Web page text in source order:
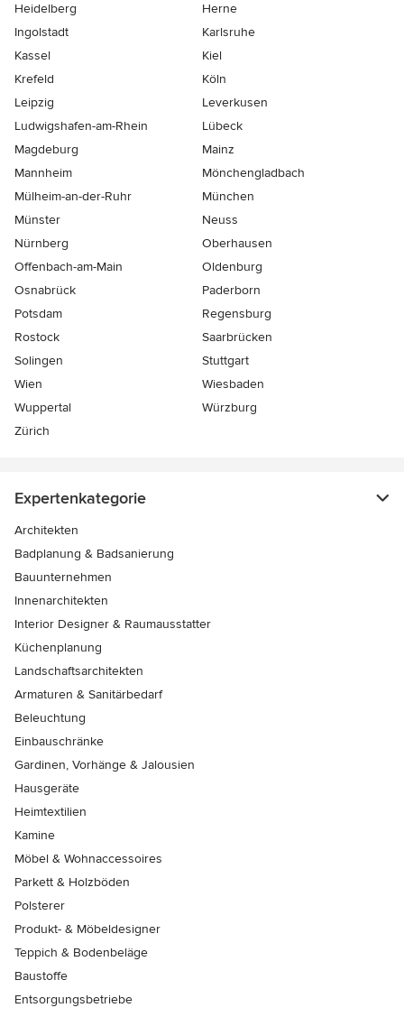
Heidelberg
Herne
Ingolstadt
Karlsruhe
Kassel
Kiel
Krefeld
Köln
Leipzig
Leverkusen
Ludwigshafen-am-Rhein
Lübeck
Magdeburg
Mainz
Mannheim
Mönchen­gladbach
Mülheim-an-der-Ruhr
München
Münster
Neuss
Nürnberg
Oberhausen
Offenbach-am-Main
Oldenburg
Osnabrück
Paderborn
Potsdam
Regensburg
Rostock
Saarbrücken
Solingen
Stuttgart
Wien
Wiesbaden
Wuppertal
Würzburg
Zürich
Expertenkategorie
Architekten
Badplanung & Badsanierung
Bauunternehmen
Innenarchitekten
Interior Designer & Raumausstatter
Küchenplanung
Landschaftsarchitekten
Armaturen & Sanitärbedarf
Beleuchtung
Einbauschränke
Gardinen, Vorhänge & Jalousien
Hausgeräte
Heimtextilien
Kamine
Möbel & Wohnaccessoires
Parkett & Holzböden
Polsterer
Produkt- & Möbeldesigner
Teppich & Bodenbeläge
Baustoffe
Entsorgungsbetriebe